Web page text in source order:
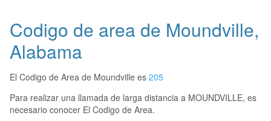
Codigo de area de Moundville,
Alabama
El Codigo de Area de Moundville es 205
Para realizar una llamada de larga distancia a MOUNDVILLE, es
necesario conocer El Codigo de Area.